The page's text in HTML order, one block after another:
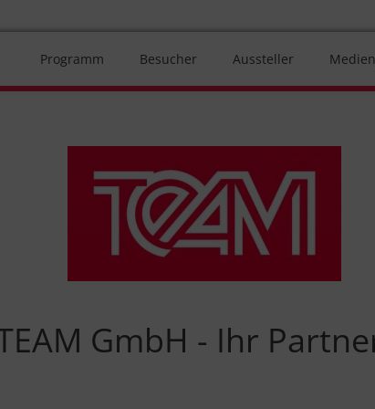
Programm Besucher Aussteller
GmbH - Ihr